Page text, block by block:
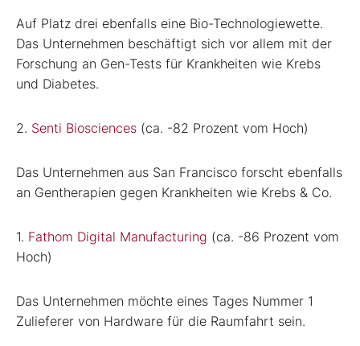
Auf Platz drei ebenfalls eine Bio-Technologiewette.
Das Unternehmen beschäftigt sich vor allem mit der
Forschung an Gen-Tests für Krankheiten wie Krebs
und Diabetes.
2. Senti Biosciences (ca. -82 Prozent vom Hoch)
Das Unternehmen aus San Francisco forscht ebenfalls
an Gentherapien gegen Krankheiten wie Krebs & Co.
1. Fathom Digital Manufacturing (ca. -86 Prozent vom
Hoch)
Das Unternehmen möchte eines Tages Nummer 1
Zulieferer von Hardware für die Raumfahrt sein.